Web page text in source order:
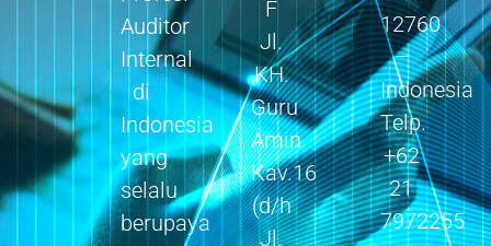
Auditor
Internal
di
Indonesia
yang
selalu
berupaya
F
Jl.
KH.
Guru
Amin
Kav.16
(d/h
Jl.
12760
–
Indonesia
Telp.
+62
21
7972255